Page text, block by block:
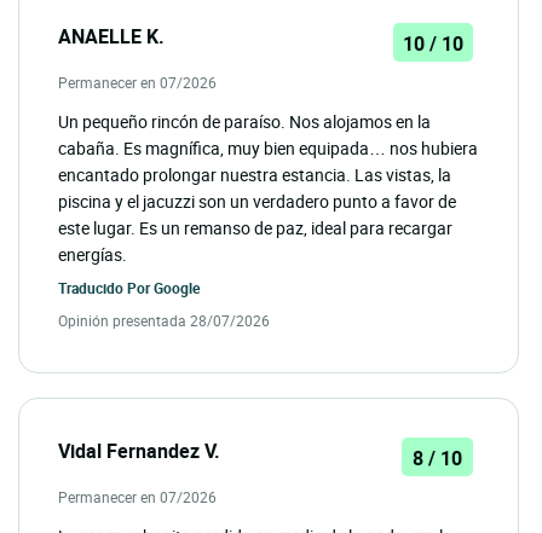
ANAELLE K. 10 / 10
Permanecer en 07/2026
Un pequeño rincón de paraíso. Nos alojamos en la
cabaña. Es magnífica, muy bien equipada… nos hubiera
encantado prolongar nuestra estancia. Las vistas, la
piscina y el jacuzzi son un verdadero punto a favor de
este lugar. Es un remanso de paz, ideal para recargar
energías.
Traducido PorGoogle
Opinión presentada 28/07/2026
Vidal Fernandez V. 8 / 10
Permanecer en 07/2026